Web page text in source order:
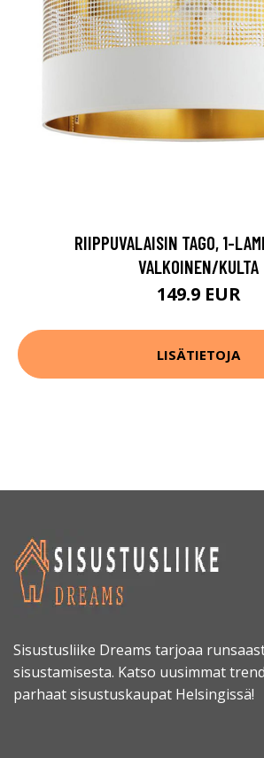
RIIPPUVALAISIN TAGO, 1-
VALKOINEN/KULTA
149.9 EUR
LISÄTIETOJA
Sisustusliike Dreams tarjoaa
sisustamisesta. Katso uusimmat
parhaat sisustuskaupat Helsingissä!